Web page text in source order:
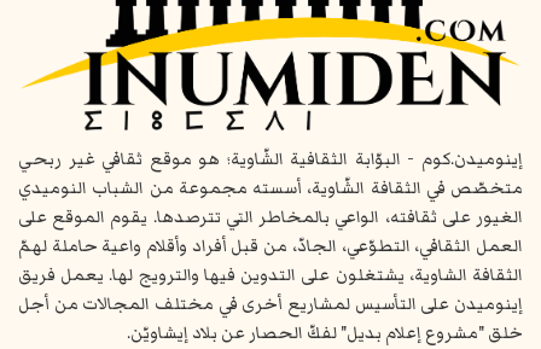
إينوميدن.كوم - البوّابة الثقافية الشّاوية؛ هو موقع ثقافي غير ربحي
متخصّص في الثقافة الشّاوية، أسسته مجموعة من الشباب النوميدي
الغيور على ثقافته، الواعي بالمخاطر التي تترصدها. يقوم الموقع على
العمل الثقافي، التطوّعي، الجادّ، من قبل أفراد وأقلام واعية حاملة لهمّ
الثقافة الشاوية، يشتغلون على التدوين فيها والترويج لها. يعمل فريق
إينوميدن على التأسيس لمشاريع أخرى في مختلف المجالات من أجل
خلق "مشروع إعلام بديل" لفكّ الحصار عن بلاد إيشاويّن.